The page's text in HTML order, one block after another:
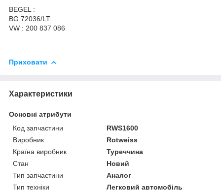
BEGEL :
BG 72036/LT
VW : 200 837 086
Приховати
Характеристики
Основні атрибути
Код запчастини
RWS1600
Виробник
Rotweiss
Країна виробник
Туреччина
Стан
Новий
Тип запчастини
Аналог
Тип техніки
Легковий автомобіль